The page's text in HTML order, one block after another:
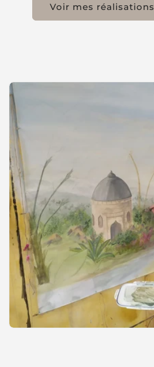
Voir mes réalisations